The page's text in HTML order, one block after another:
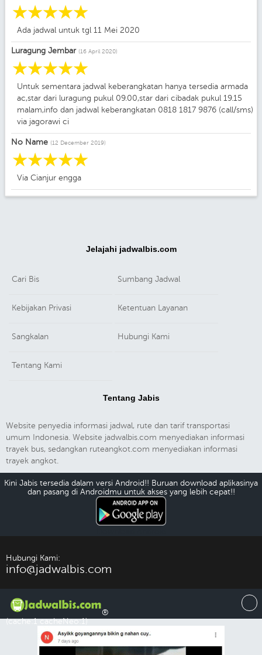
☆
☆
☆
☆
☆
Ada jadwal untuk tgl 11 Mei 2020
Luragung Jembar (16 April 2020)
☆
☆
☆
☆
☆
Untuk sementara jadwal keberangkatan hanya tersedia armada
ac,star dari luragung pukul 09.00,star dari cibadak pukul 19.15
malam,info dan jadwal keberangkatan 0818 1817 9876 (call/sms)
via jagorawi ci
No Name (12 December 2019)
☆
☆
☆
☆
☆
Via Cianjur engga
Jelajahi jadwalbis.com
Cari Bis Sumbang Jadwal
Kebijakan Privasi Ketentuan Layanan
Sangkalan Hubungi Kami
Tentang Kami
Tentang Jabis
Website penyedia informasi jadwal, rute dan tarif transportasi
umum Indonesia. Website jadwalbis.com menyediakan informasi
trayek bus, sedangkan ruteangkot.com menyediakan informasi
trayek angkot.
Kini Jabis tersedia dalam versi Android!! Buruan download aplikasinya
dan pasang di Androidmu untuk akses yang lebih cepat!!
Hubungi Kami:
info@jadwalbis.com
®
(cache:1 cacheNeo:1)